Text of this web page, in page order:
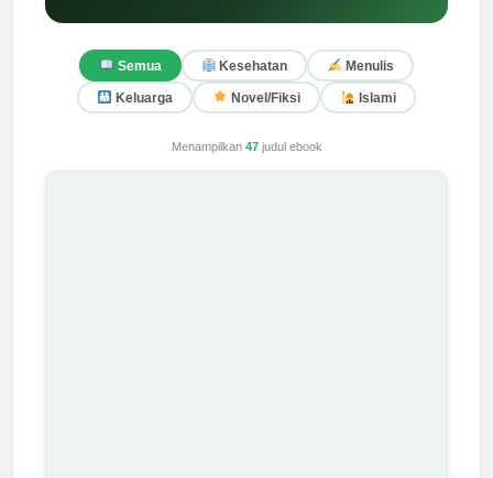
Semua Kesehatan Menulis
Keluarga Novel/Fiksi Islami
Menampilkan 47judul ebook